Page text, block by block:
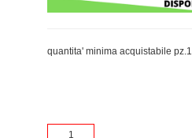
quantita' minima acquistabile pz.1